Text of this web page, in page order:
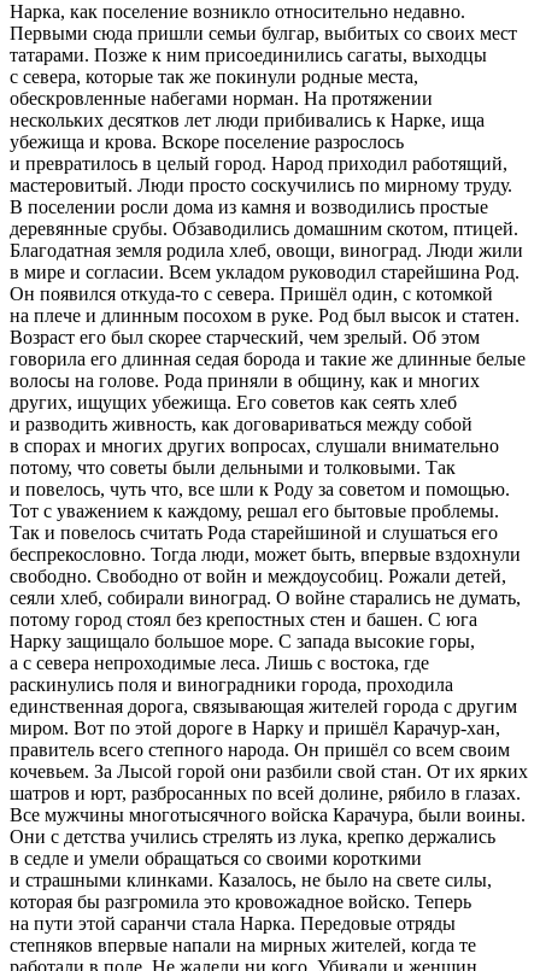
Нарка, как поселение возникло относительно недавно.
Первыми сюда пришли семьи булгар, выбитых со своих мест
татарами. Позже к ним присоединились сагаты, выходцы
с севера, которые так же покинули родные места,
обескровленные набегами норман. На протяжении
нескольких десятков лет люди прибивались к Нарке, ища
убежища и крова. Вскоре поселение разрослось
и превратилось в целый город. Народ приходил работящий,
мастеровитый. Люди просто соскучились по мирному труду.
В поселении росли дома из камня и возводились простые
деревянные срубы. Обзаводились домашним скотом, птицей.
Благодатная земля родила хлеб, овощи, виноград. Люди жили
в мире и согласии. Всем укладом руководил старейшина Род.
Он появился откуда-то с севера. Пришёл один, с котомкой
на плече и длинным посохом в руке. Род был высок и статен.
Возраст его был скорее старческий, чем зрелый. Об этом
говорила его длинная седая борода и такие же длинные белые
волосы на голове. Рода приняли в общину, как и многих
других, ищущих убежища. Его советов как сеять хлеб
и разводить живность, как договариваться между собой
в спорах и многих других вопросах, слушали внимательно
потому, что советы были дельными и толковыми. Так
и повелось, чуть что, все шли к Роду за советом и помощью.
Тот с уважением к каждому, решал его бытовые проблемы.
Так и повелось считать Рода старейшиной и слушаться его
беспрекословно. Тогда люди, может быть, впервые вздохнули
свободно. Свободно от войн и междоусобиц. Рожали детей,
сеяли хлеб, собирали виноград. О войне старались не думать,
потому город стоял без крепостных стен и башен. С юга
Нарку защищало большое море. С запада высокие горы,
а с севера непроходимые леса. Лишь с востока, где
раскинулись поля и виноградники города, проходила
единственная дорога, связывающая жителей города с другим
миром. Вот по этой дороге в Нарку и пришёл Карачур-хан,
правитель всего степного народа. Он пришёл со всем своим
кочевьем. За Лысой горой они разбили свой стан. От их ярких
шатров и юрт, разбросанных по всей долине, рябило в глазах.
Все мужчины многотысячного войска Карачура, были воины.
Они с детства учились стрелять из лука, крепко держались
в седле и умели обращаться со своими короткими
и страшными клинками. Казалось, не было на свете силы,
которая бы разгромила это кровожадное войско. Теперь
на пути этой саранчи стала Нарка. Передовые отряды
степняков впервые напали на мирных жителей, когда те